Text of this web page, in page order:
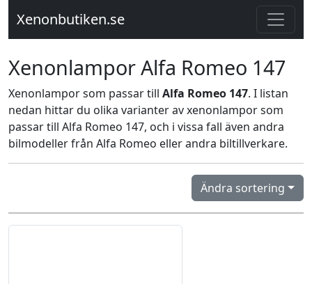
Xenonbutiken.se
Xenonlampor Alfa Romeo 147
Xenonlampor som passar till Alfa Romeo 147. I listan
nedan hittar du olika varianter av xenonlampor som
passar till Alfa Romeo 147, och i vissa fall även andra
bilmodeller från Alfa Romeo eller andra biltillverkare.
Ändra sortering